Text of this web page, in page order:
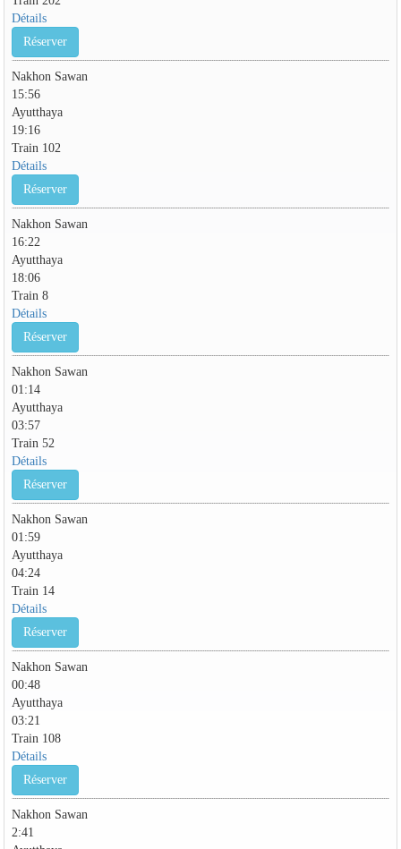
Détails
Réserver
Nakhon Sawan
15:56
Ayutthaya
19:16
Train 102
Détails
Réserver
Nakhon Sawan
16:22
Ayutthaya
18:06
Train 8
Détails
Réserver
Nakhon Sawan
01:14
Ayutthaya
03:57
Train 52
Détails
Réserver
Nakhon Sawan
01:59
Ayutthaya
04:24
Train 14
Détails
Réserver
Nakhon Sawan
00:48
Ayutthaya
03:21
Train 108
Détails
Réserver
Nakhon Sawan
2:41